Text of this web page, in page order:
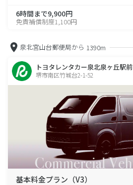
6時間まで9,900円
免責補償制度1,100円
泉北宮山台郵便局から 1390m
トヨタレンタカー泉北泉ヶ丘駅前
堺市南区竹城台2-1-52
基本料金プラン（V3）